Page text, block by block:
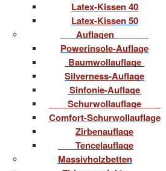
Latex-Kissen 40
Latex-Kissen 50
Auflagen
Powerinsole-Auflage
Baumwollauflage
Silverness-Auflage
Sinfonie-Auflage
Schurwollauflage
Comfort-Schurwollauflage
Zirbenauflage
Tencelauflage
Massivholzbetten